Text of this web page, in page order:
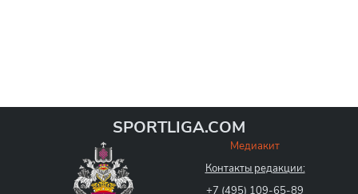
SPORTLIGA.COM
Медиакит
Контакты редакции:
+7 (495) 109-65-89